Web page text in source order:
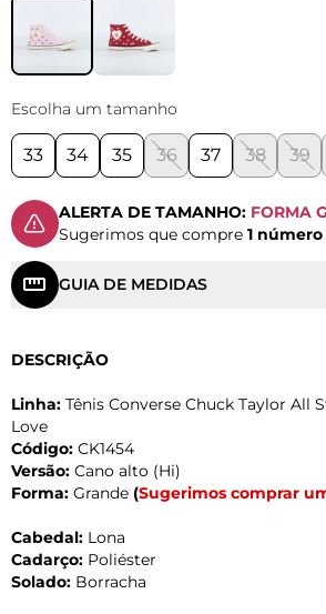
Escolha um tamanho
33 34 35 36 37 38 39
ALERTA DE TAMANHO: FORMA
Sugerimos que compre 1
GUIA DE MEDIDAS
DESCRIÇÃO
Linha: Tênis Converse Chuck Taylor All
Love
Código: CK1454
Versão: Cano alto (Hi)
Forma: Grande (Sugerimos comprar
Cabedal: Lona
Cadarço: Poliéster
Solado: Borracha